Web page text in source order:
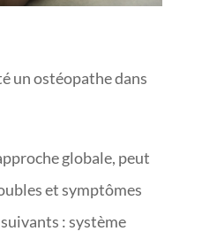
un ostéopathe dans
globale, peut
et symptômes
: système